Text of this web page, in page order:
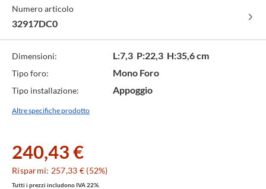
000
Numero articolo
32917DC0
Dimensioni: L:7,3 P:22,3 H:35,6 cm
Tipo foro: Mono Foro
Tipo installazione: Appoggio
Altre specifiche prodotto
240,43 €
Risparmi: 257,33 € (52%)
Tutti i prezzi includono IVA 22%.